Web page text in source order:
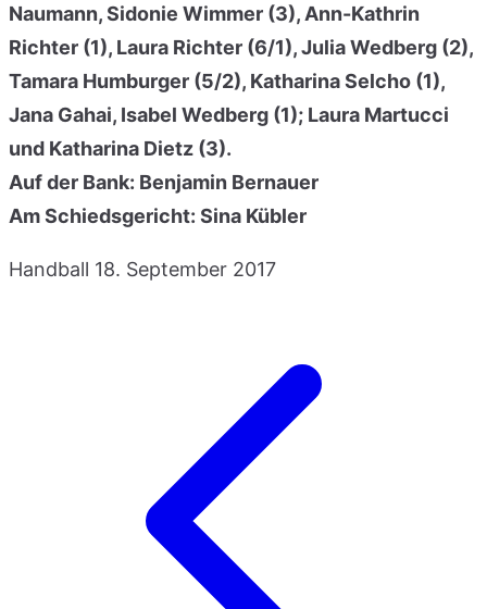
Naumann, Sidonie Wimmer (3), Ann-Kathrin
Richter (1), Laura Richter (6/1), Julia Wedberg (2),
Tamara Humburger (5/2), Katharina Selcho (1),
Jana Gahai, Isabel Wedberg (1); Laura Martucci
und Katharina Dietz (3).
Auf der Bank: Benjamin Bernauer
Am Schiedsgericht: Sina Kübler
Handball 18. September 2017